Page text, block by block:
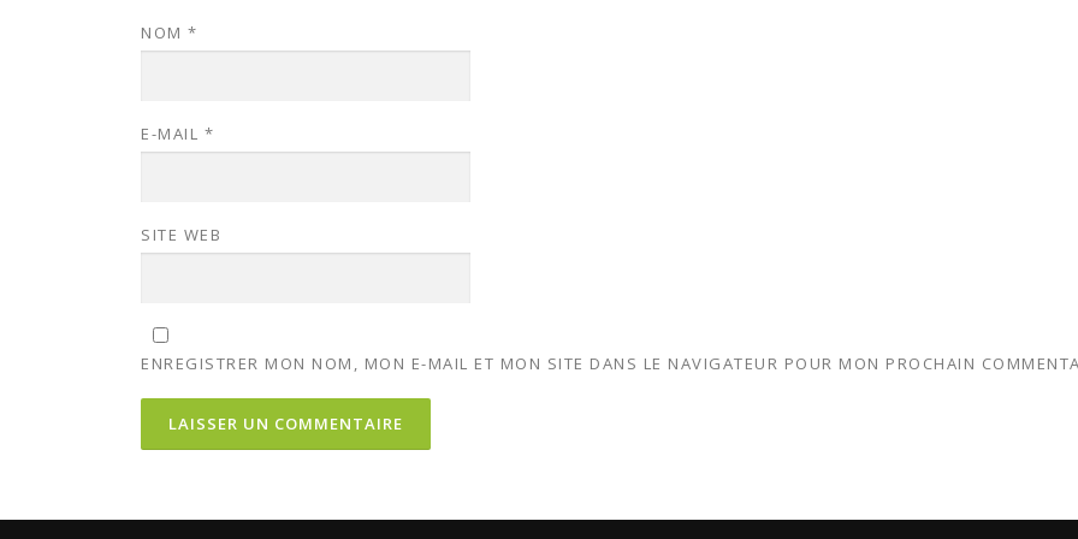
NOM *
E-MAIL *
SITE WEB
ENREGISTRER MON NOM, MON E-MAIL ET MON SITE DANS LE NAVIGATEUR POUR MON PROCHAIN